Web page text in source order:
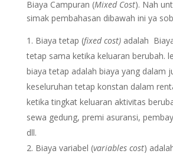
Biaya Campuran (Mixed Cost). Nah
simak pembahasan dibawah ini ya
Biaya tetap (fixed cost) adalah
tetap sama ketika keluaran berubah.
biaya tetap adalah biaya yang dalam
keseluruhan tetap konstan dalam
ketika tingkat keluaran aktivitas
sewa gedung, premi asuransi,
dll.
Biaya variabel (variables cost)